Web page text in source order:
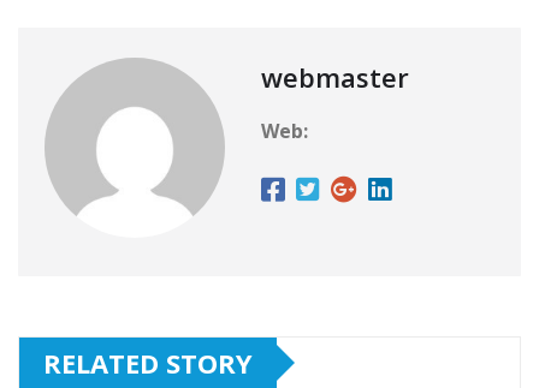
webmaster
Web:
RELATED STORY